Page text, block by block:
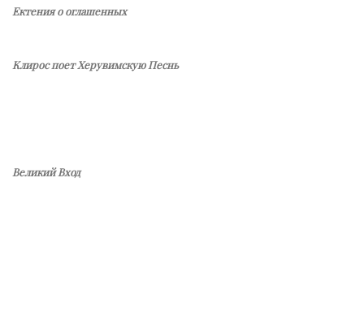
Ектения о оглашенных
Клирос поет Херувимскую Песнь
Великий Вход